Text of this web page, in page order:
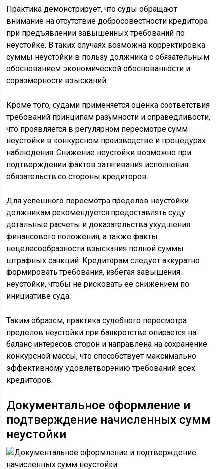
Практика демонстрирует, что суды обращают
внимание на отсутствие добросовестности кредитора
при предъявлении завышенных требований по
неустойке. В таких случаях возможна корректировка
суммы неустойки в пользу должника с обязательным
обоснованием экономической обоснованности и
соразмерности взысканий.
Кроме того, судами применяется оценка соответствия
требований принципам разумности и справедливости,
что проявляется в регулярном пересмотре сумм
неустойки в конкурсном производстве и процедурах
наблюдения. Снижение неустойки возможно при
подтверждении фактов затягивания исполнения
обязательств со стороны кредиторов.
Для успешного пересмотра пределов неустойки
должникам рекомендуется предоставлять суду
детальные расчеты и доказательства ухудшения
финансового положения, а также факты
нецелесообразности взыскания полной суммы
штрафных санкций. Кредиторам следует аккуратно
формировать требования, избегая завышения
неустойки, чтобы не рисковать ее снижением по
инициативе суда.
Таким образом, практика судебного пересмотра
пределов неустойки при банкротстве опирается на
баланс интересов сторон и направлена на сохранение
конкурсной массы, что способствует максимально
эффективному удовлетворению требований всех
кредиторов.
Документальное оформление и
подтверждение начисленных сумм
неустойки